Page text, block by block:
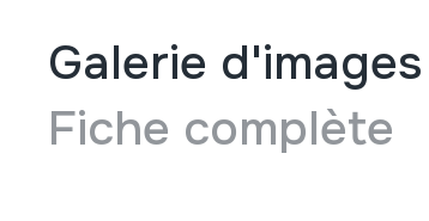
Galerie d'images
Fiche complète